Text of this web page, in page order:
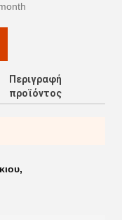
Περιγραφή
προϊόντος
,